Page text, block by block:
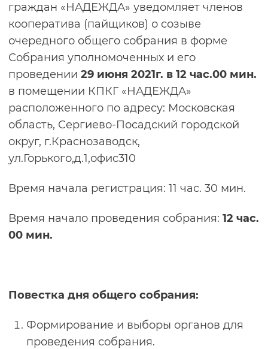
граждан «НАДЕЖДА» уведомляет членов
кооператива (пайщиков) о созыве
очередного общего собрания в форме
Собрания уполномоченных и его
проведении 29 июня 2021г. в 12 час.00 мин.
в помещении КПКГ «НАДЕЖДА»
расположенного по адресу: Московская
область, Сергиево-Посадский городской
округ, г.Краснозаводск,
ул.Горького,д.1,офис310
Время начала регистрация: 11 час. 30 мин.
Время начало проведения собрания: 12 час.
00 мин.
Повестка дня общего собрания:
Формирование и выборы органов для
проведения собрания.